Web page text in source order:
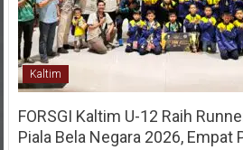
Kaltim
FORSGI Kaltim U-12 Raih
Piala Bela Negara 2026, Empat
Program Pembinaan Menuju